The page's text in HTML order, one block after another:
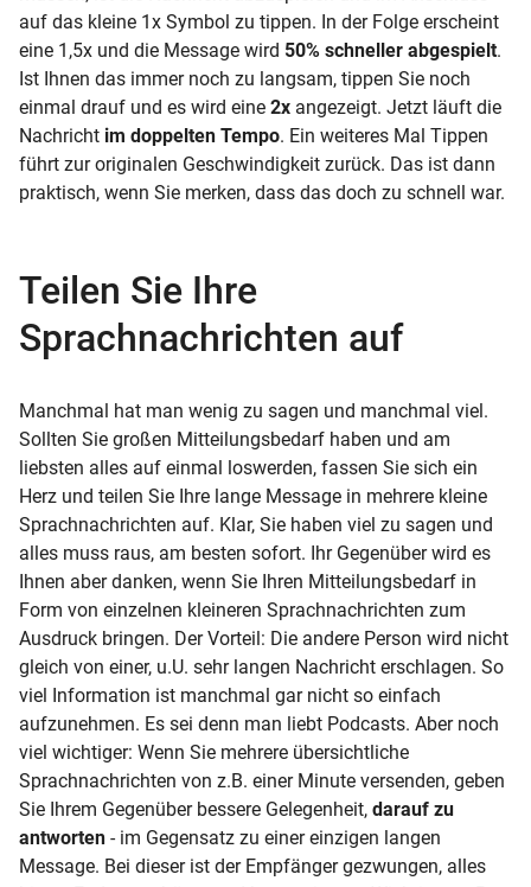
auf das kleine 1x Symbol zu tippen. In der Folge erscheint
eine 1,5x und die Message wird 50% schneller abgespielt.
Ist Ihnen das immer noch zu langsam, tippen Sie noch
einmal drauf und es wird eine 2x angezeigt. Jetzt läuft die
Nachricht im doppelten Tempo. Ein weiteres Mal Tippen
führt zur originalen Geschwindigkeit zurück. Das ist dann
praktisch, wenn Sie merken, dass das doch zu schnell war.
Teilen Sie Ihre
Sprachnachrichten auf
Manchmal hat man wenig zu sagen und manchmal viel.
Sollten Sie großen Mitteilungsbedarf haben und am
liebsten alles auf einmal loswerden, fassen Sie sich ein
Herz und teilen Sie Ihre lange Message in mehrere kleine
Sprachnachrichten auf. Klar, Sie haben viel zu sagen und
alles muss raus, am besten sofort. Ihr Gegenüber wird es
Ihnen aber danken, wenn Sie Ihren Mitteilungsbedarf in
Form von einzelnen kleineren Sprachnachrichten zum
Ausdruck bringen. Der Vorteil: Die andere Person wird nicht
gleich von einer, u.U. sehr langen Nachricht erschlagen. So
viel Information ist manchmal gar nicht so einfach
aufzunehmen. Es sei denn man liebt Podcasts. Aber noch
viel wichtiger: Wenn Sie mehrere übersichtliche
Sprachnachrichten von z.B. einer Minute versenden, geben
Sie Ihrem Gegenüber bessere Gelegenheit, darauf zu
antworten - im Gegensatz zu einer einzigen langen
Message. Bei dieser ist der Empfänger gezwungen, alles